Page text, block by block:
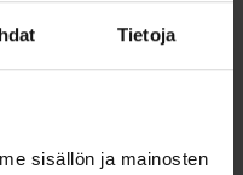
Tietoja
sisällön ja mainosten
yksityiskohdin
cm